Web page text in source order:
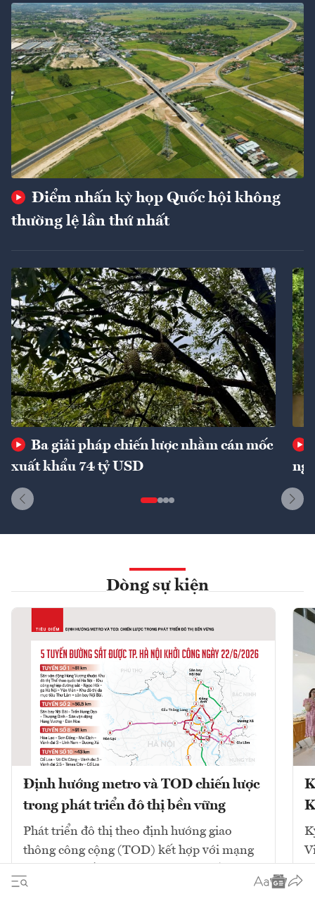
Điểm nhấn kỳ họp Quốc hội không
thường lệ lần thứ nhất
Ba giải pháp chiến lược nhằm cán mốc
xuất khẩu 74 tỷ USD
Dòng sự kiện
Định hướng metro và TOD chiến lược
trong phát triển đô thị bền vững
Phát triển đô thị theo định hướng giao
thông công cộng (TOD) kết hợp với mạng
cốt lõi để giải quyết ùn tắc và tái cấu trúc